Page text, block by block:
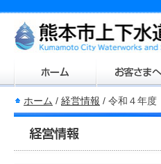
ホーム / 経営情報 / 令和４年度